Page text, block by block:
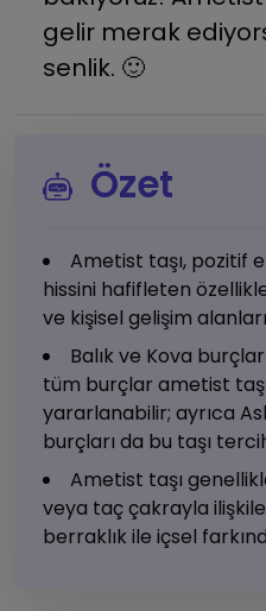
gelir merak
senlik. 🙂
Özet
Ametist taşı, pozitif
hissini hafifleten
ve kişisel gelişim
Balık ve Kova
tüm burçlar ametist
yararlanabilir; ayrıca
burçları da bu taşı
Ametist taşı
veya taç çakrayla
berraklık ile içsel